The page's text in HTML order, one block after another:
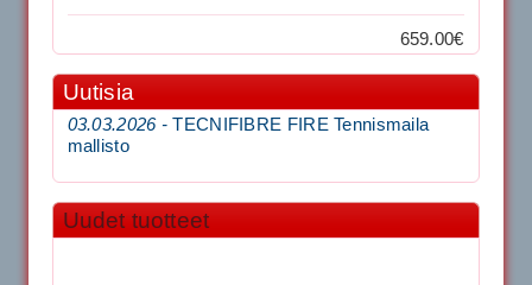
659.00€
Uutisia
03.03.2026 -TECNIFIBRE FIRE Tennismaila
mallisto
Uudet tuotteet